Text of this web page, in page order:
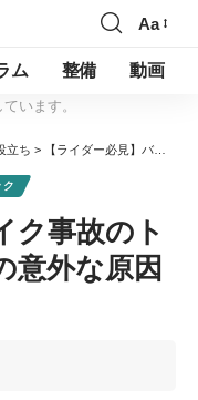
Aa
ム 整備 動画
います。
立ち > 【ライダー必見】バイク事故のトップは右直事故！その意外な原因と対策とは？
ク
ク事故のト
意外な原因